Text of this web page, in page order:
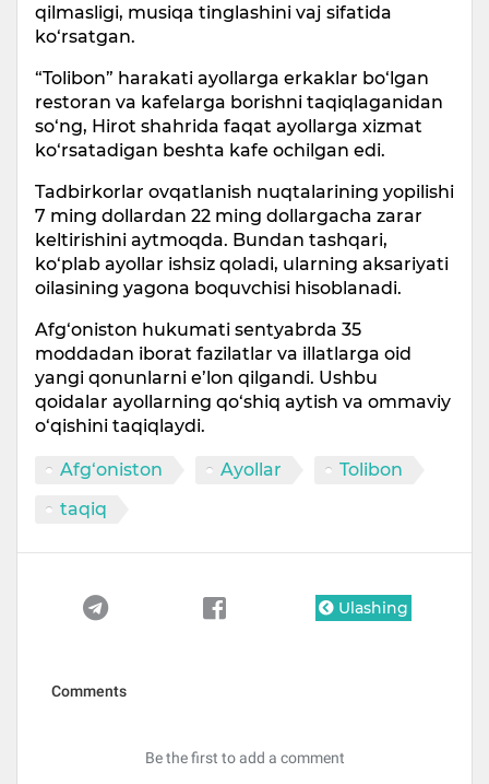
qilmasligi, musiqa tinglashini vaj sifatida
ko‘rsatgan.
“Tolibon” harakati ayollarga erkaklar bo‘lgan
restoran va kafelarga borishni taqiqlaganidan
so‘ng, Hirot shahrida faqat ayollarga xizmat
ko‘rsatadigan beshta kafe ochilgan edi.
Tadbirkorlar ovqatlanish nuqtalarining yopilishi
7 ming dollardan 22 ming dollargacha zarar
keltirishini aytmoqda. Bundan tashqari,
ko‘plab ayollar ishsiz qoladi, ularning aksariyati
oilasining yagona boquvchisi hisoblanadi.
Afg‘oniston hukumati sentyabrda 35
moddadan iborat fazilatlar va illatlarga oid
yangi qonunlarni e’lon qilgandi. Ushbu
qoidalar ayollarning qo‘shiq aytish va ommaviy
o‘qishini taqiqlaydi.
Afg‘oniston Ayollar
Tolibon
taqiq
Ulashing